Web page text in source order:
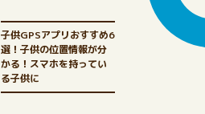
子供GPSアプリおすすめ6
選！子供の位置情報が分
かる！スマホを持ってい
る子供に